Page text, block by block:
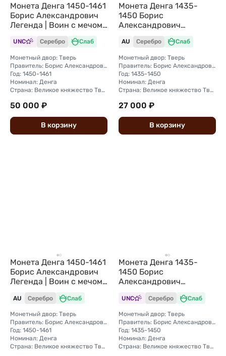
Монета Денга 1450-1461
Борис Александрович
Легенда | Воин с мечом
и шаром Тверское
княжество слаб ННР MS
62
UNC Серебро Слаб
Монетный двор: Тверь
Правитель: Борис Александрович (1426 — 1461)
Год: 1450-1461
Номинал: Денга
Страна: Великое княжество Тверское
50 000 ₽
В корзину
Монета Денга 1435-
1450 Борис
Александрович
Чеканщик Тверское
княжество слаб ННР AU
58
AU Серебро Слаб
Монетный двор: Тверь
Правитель: Борис Александрович (1426 - 1461)
Год: 1435-1450
Номинал: Денга
Страна: Великое княжество Тверское
27 000 ₽
В корзину
Монета Денга 1450-1461
Борис Александрович
Легенда | Воин с мечом
и шаром Тверское
княжество слаб ННР AU
53
AU Серебро Слаб
Монетный двор: Тверь
Правитель: Борис Александрович (1426 — 1461)
Год: 1450-1461
Номинал: Денга
Страна: Великое княжество Тверское
Монета Денга 1435-
1450 Борис
Александрович
Чеканщик Тверское
княжество слаб ННР MS
61
UNC Серебро Слаб
Монетный двор: Тверь
Правитель: Борис Александрович (1426 - 1461)
Год: 1435-1450
Номинал: Денга
Страна: Великое княжество Тверское